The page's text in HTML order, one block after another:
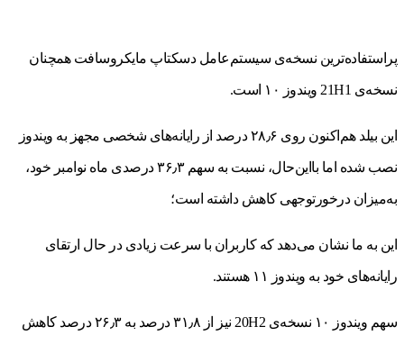
پراستفاده‌ترین نسخه‌ی سیستم‌عامل دسکتاپ مایکروسافت همچنان
نسخه‌ی 21H1 ویندوز ۱۰ است.
این بیلد هم‌اکنون روی ۲۸٫۶ درصد از رایانه‌های شخصی مجهز به ویندوز
نصب شده اما بااین‌حال، نسبت به سهم ۳۶٫۳ درصدی ماه نوامبر خود،
به‌میزان درخورتوجهی کاهش داشته است؛
این به ما نشان می‌دهد که کاربران با‌ سرعت زیادی در‌ حال ارتقای
رایانه‌های خود به ویندوز ۱۱ هستند.
سهم ویندوز ۱۰ نسخه‌ی 20H2 نیز از ۳۱٫۸ درصد به ۲۶٫۳ درصد کاهش